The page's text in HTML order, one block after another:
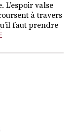
L’espoir valse
à travers
faut prendre